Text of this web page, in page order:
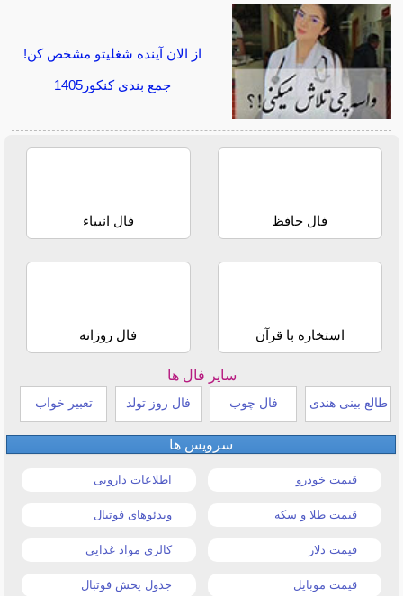
از الان آینده شغلیتو مشخص کن!
جمع بندی کنکور1405
فال حافظ فال انبیاء
استخاره با قرآن فال روزانه
سایر فال ها
طالع بینی هندی فال چوب فال روز تولد تعبیر خواب
سرویس ها
قیمت خودرو اطلاعات دارویی
قیمت طلا و سکه ویدئوهای فوتبال
قیمت دلار کالری مواد غذایی
قیمت موبایل جدول پخش فوتبال